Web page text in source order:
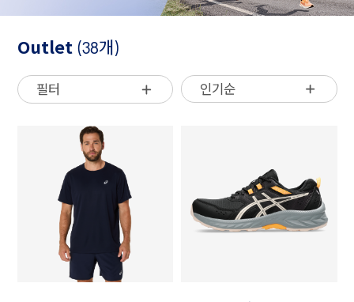
Outlet (38개)
필터 인기순